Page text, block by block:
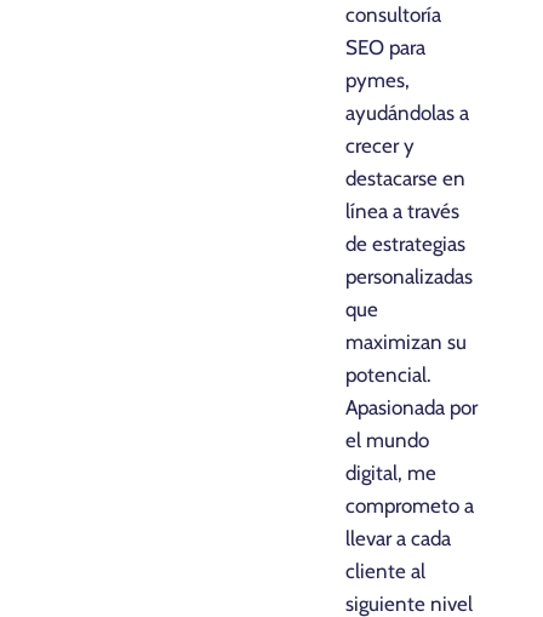
consultoría
SEO para
pymes,
ayudándolas a
crecer y
destacarse en
línea a través
de estrategias
personalizadas
que
maximizan su
potencial.
Apasionada por
el mundo
digital, me
comprometo a
llevar a cada
cliente al
siguiente nivel